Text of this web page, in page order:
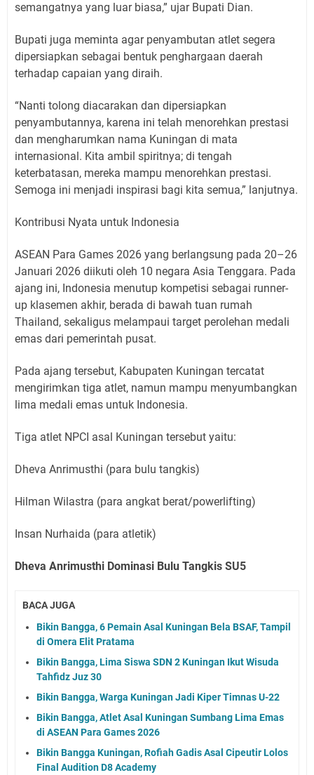
semangatnya yang luar biasa,” ujar Bupati Dian.
Bupati juga meminta agar penyambutan atlet segera
dipersiapkan sebagai bentuk penghargaan daerah
terhadap capaian yang diraih.
“Nanti tolong diacarakan dan dipersiapkan
penyambutannya, karena ini telah menorehkan prestasi
dan mengharumkan nama Kuningan di mata
internasional. Kita ambil spiritnya; di tengah
keterbatasan, mereka mampu menorehkan prestasi.
Semoga ini menjadi inspirasi bagi kita semua,” lanjutnya.
Kontribusi Nyata untuk Indonesia
ASEAN Para Games 2026 yang berlangsung pada 20–26
Januari 2026 diikuti oleh 10 negara Asia Tenggara. Pada
ajang ini, Indonesia menutup kompetisi sebagai runner-
up klasemen akhir, berada di bawah tuan rumah
Thailand, sekaligus melampaui target perolehan medali
emas dari pemerintah pusat.
Pada ajang tersebut, Kabupaten Kuningan tercatat
mengirimkan tiga atlet, namun mampu menyumbangkan
lima medali emas untuk Indonesia.
Tiga atlet NPCI asal Kuningan tersebut yaitu:
Dheva Anrimusthi (para bulu tangkis)
Hilman Wilastra (para angkat berat/powerlifting)
Insan Nurhaida (para atletik)
Dheva Anrimusthi Dominasi Bulu Tangkis SU5
BACA JUGA
Bikin Bangga, 6 Pemain Asal Kuningan Bela BSAF, Tampil
di Omera Elit Pratama
Bikin Bangga, Lima Siswa SDN 2 Kuningan Ikut Wisuda
Tahfidz Juz 30
Bikin Bangga, Warga Kuningan Jadi Kiper Timnas U-22
Bikin Bangga, Atlet Asal Kuningan Sumbang Lima Emas
di ASEAN Para Games 2026
Bikin Bangga Kuningan, Rofiah Gadis Asal Cipeutir Lolos
Final Audition D8 Academy